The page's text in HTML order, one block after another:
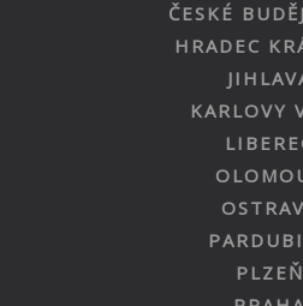
ČESKÉ
HRADEC
KARLOVY
PLZEŇ